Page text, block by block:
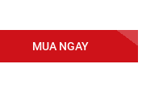
MUA NGAY